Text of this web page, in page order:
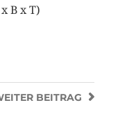
B x T)
BEITRAG